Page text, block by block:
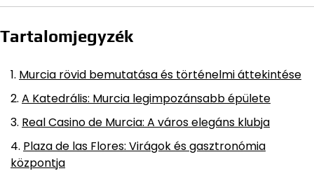
Tartalomjegyzék
Murcia rövid bemutatása és történelmi áttekintése
A Katedrális: Murcia legimpozánsabb épülete
Real Casino de Murcia: A város elegáns klubja
Plaza de las Flores: Virágok és gasztronómia
központja